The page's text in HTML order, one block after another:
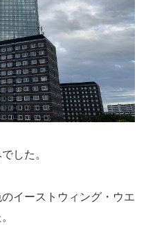
した。
イーストウィング・ウエ